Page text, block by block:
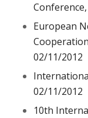
European
02/11/2012
02/11/2012
10th